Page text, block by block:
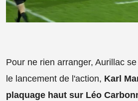
Pour ne rien arranger, Aurillac
le lancement de l'action, Karl
plaquage haut sur Léo